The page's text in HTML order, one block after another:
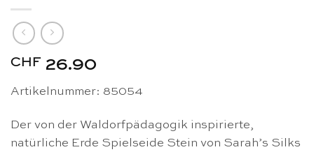
CHF 26.90
Artikelnummer: 85054
Der von der Waldorfpädagogik inspirierte,
natürliche Erde Spielseide Stein von Sarah’s Silks